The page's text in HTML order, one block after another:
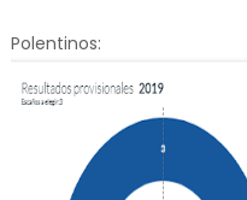
Polentinos: